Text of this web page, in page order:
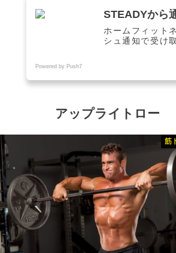
アップライトロー
筋
STEADYから
ホームフィ
シュ通知で受け
Powered by Push7